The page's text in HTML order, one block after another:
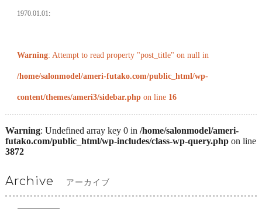
1970.01.01:
Warning: Attempt to read property "post_title" on null in
/home/salonmodel/ameri-futako.com/public_html/wp-
content/themes/ameri3/sidebar.phpon line 16
Warning: Undefined array key 0 in /home/salonmodel/ameri-
futako.com/public_html/wp-includes/class-wp-query.phpon line
3872
Archive アーカイブ